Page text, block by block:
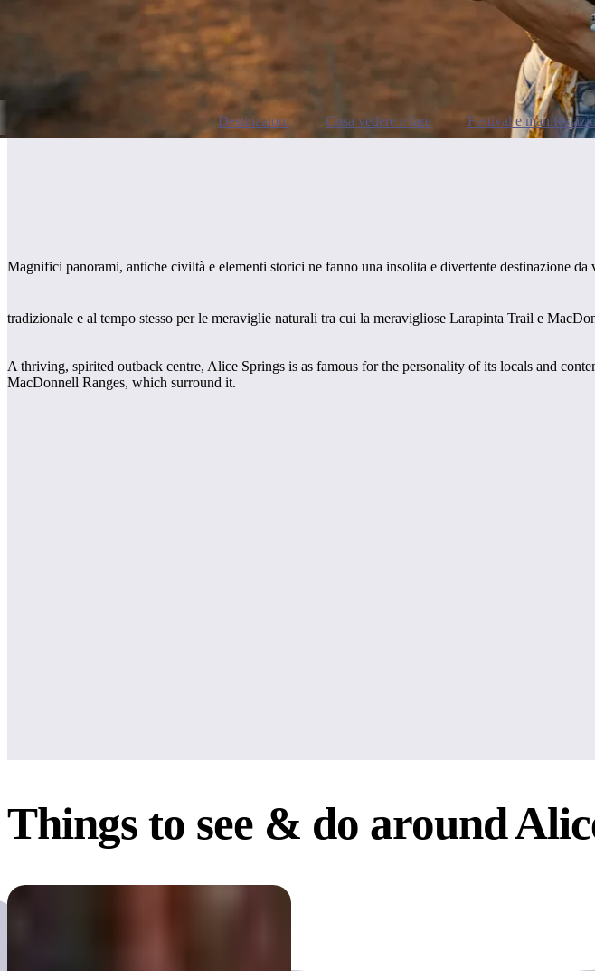
Destinazioni Cosa vedere e fare Festival e
Magnifici panorami, antiche civiltà e elementi storici ne fanno una insolita e divertente destinazione
tradizionale e al tempo stesso per le meraviglie naturali tra cui la meravigliose Larapinta Trail e
A thriving, spirited outback centre, Alice Springs is as famous for the personality of its locals and
MacDonnell Ranges, which surround it.
Things to see & do around